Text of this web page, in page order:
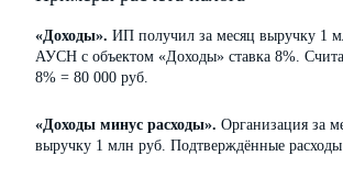
«Доходы». ИП получил за месяц выручку 1
АУСН с объектом «Доходы» ставка 8%.
8% = 80 000 руб.
«Доходы минус расходы». Организация за
выручку 1 млн руб. Подтверждённые